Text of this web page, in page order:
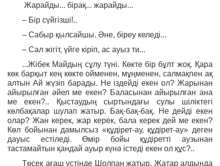
Жарайды... бірақ... жарайды...
– Бір сүйгізші!..
– Сабыр қылсайшы. Әне, біреу келеді...
– Сал жігіт, үйге кіріп, ас ауыз ти...
...Жібек Майдың сұлу түні. Көкте бір бұлт жоқ. Қара
көк барқыт кең көкте ойменен, мұңменен, салмақпен ақ
алтын Ай жүзіп барады. Не іздейді екен ол? Жарынан
айырылған әйел ме екен? Баласынан айырылған ана
ме екен?.. Қыстаудың сыртындағы сулы шіліктегі
көлбақалар шулап жатыр. Бақ-бақ-бақ. Не дейді екен
олар? Жан керек, жар керек, бала керек дей ме екен?
Көл бойынан дамылсыз «құдірет-ау, құдірет-ау» деген
дауыс естіледі. Өмір бойы құдіретті аузынан
тастамайтын қандай ауыр күнә істеді екен ол құс?..
Төсек ағаш үстінде Шолпан жатыр. Жатар алдында